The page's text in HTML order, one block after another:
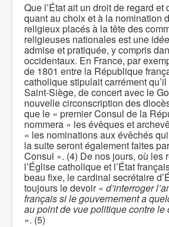
Que l’État ait un droit de regard et
quant au choix et à la nomination
religieux placés à la tête des
religieuses nationales est une
admise et pratiquée, y compris
occidentaux. En France, par
de 1801 entre la République
catholique stipulait carrément
Saint-Siège, de concert avec le
nouvelle circonscription des
que le « premier Consul de la
nommera » les évêques et
« les nominations aux évêchés
la suite seront également faites
Consul ». (4) De nos jours, où les
l’Église catholique et l’État
beau fixe, le cardinal secrétaire
toujours le devoir « d’interroger
français si le gouvernement a
au point de vue politique contre le
». (5)